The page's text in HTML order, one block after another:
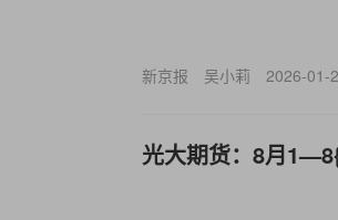
新京报 吴小莉 2026-01-
光大期货：8月